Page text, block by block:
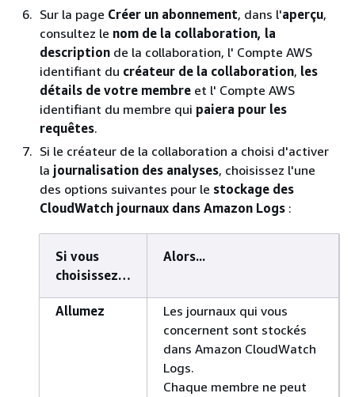
Sur la page Créer un abonnement, dans l'aperçu,
consultez le nom de la collaboration, la
description de la collaboration, l' Compte AWS
identifiant du créateur de la collaboration, les
détails de votre membre et l' Compte AWS
identifiant du membre qui paiera pour les
requêtes.
Si le créateur de la collaboration a choisi d'activer
la journalisation des analyses, choisissez l'une
des options suivantes pour le stockage des
CloudWatch journaux dans Amazon Logs :
Si vous
choisissez…
Alors...
Allumez
Les journaux qui vous
concernent sont stockés
dans Amazon CloudWatch
Logs.
Chaque membre ne peut